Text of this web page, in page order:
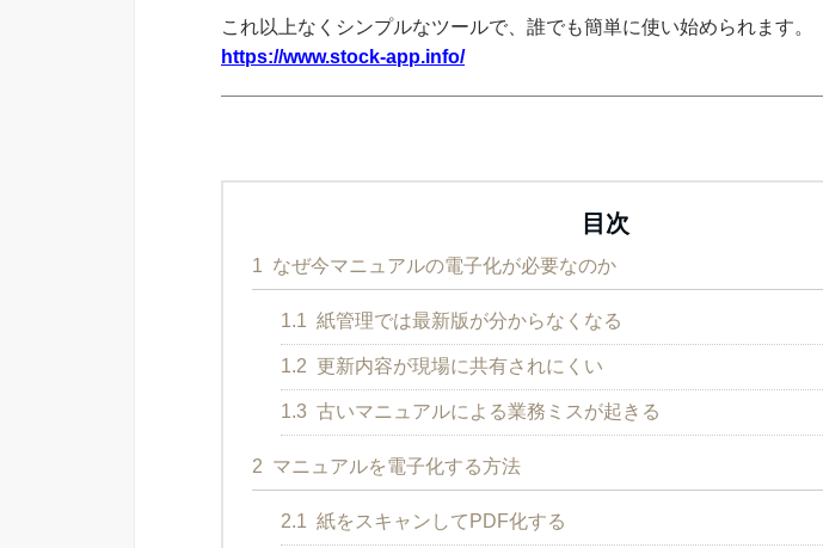
これ以上なくシンプルなツールで、誰でも簡単に使い始められます。
https://www.stock-app.info/
目次
1 なぜ今マニュアルの電子化が必要なのか
1.1 紙管理では最新版が分からなくなる
1.2 更新内容が現場に共有されにくい
1.3 古いマニュアルによる業務ミスが起きる
2 マニュアルを電子化する方法
2.1 紙をスキャンしてPDF化する